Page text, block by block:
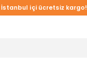
İstanbul içi ücretsiz kargo!